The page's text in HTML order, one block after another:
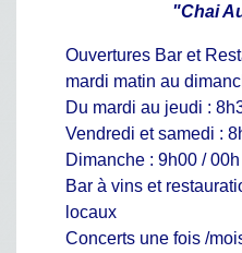
"Chai
Ouvertures Bar et
mardi matin au
Du mardi au jeudi :
Vendredi et samedi :
Dimanche : 9h00 / 00h
Bar à vins et
locaux
Concerts une fois /